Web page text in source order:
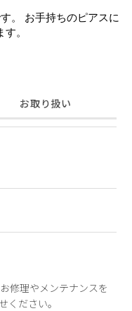
。 お手持ちのピアスに
。
お取り扱い
修理やメンテナンスを
ください。